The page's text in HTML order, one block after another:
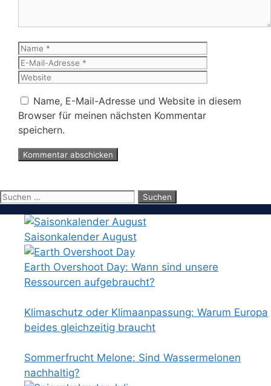
Name
Name, E-Mail-Adresse und Website in diesem
Browser für meinen nächsten Kommentar
speichern.
Suchen
Saisonkalender August
Earth Overshoot Day: Wann sind unsere
Ressourcen aufgebraucht?
Klimaschutz oder Klimaanpassung: Warum Europa
beides gleichzeitig braucht
Sommerfrucht Melone: Sind Wassermelonen
nachhaltig?